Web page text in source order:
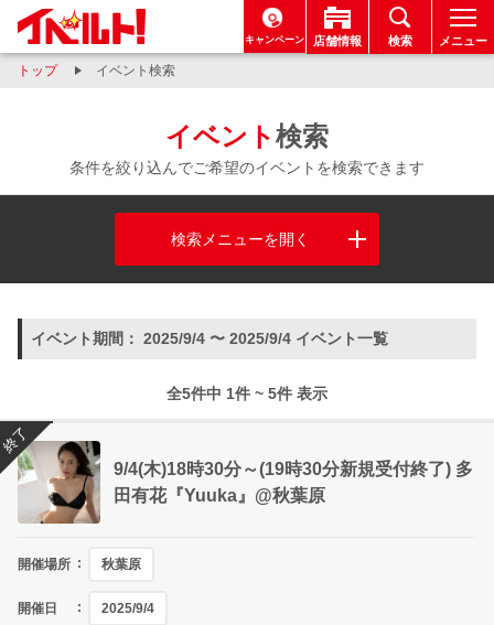
キャンペーン 店舗情報 検索 メニュー
トップ イベント検索
イベント検索
条件を絞り込んでご希望のイベントを検索できます
検索メニューを開く
イベント期間： 2025/9/4 〜 2025/9/4 イベント一覧
全5件中 1件 ~ 5件 表示
9/4(木)18時30分～(19時30分新規受付終了) 多
田有花『Yuuka』@秋葉原
開催場所 秋葉原
開催日 2025/9/4
終了